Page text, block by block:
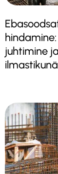
juhtimine